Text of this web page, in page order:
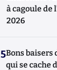
à cagoule de
2026
5Bons baisers
qui se cache